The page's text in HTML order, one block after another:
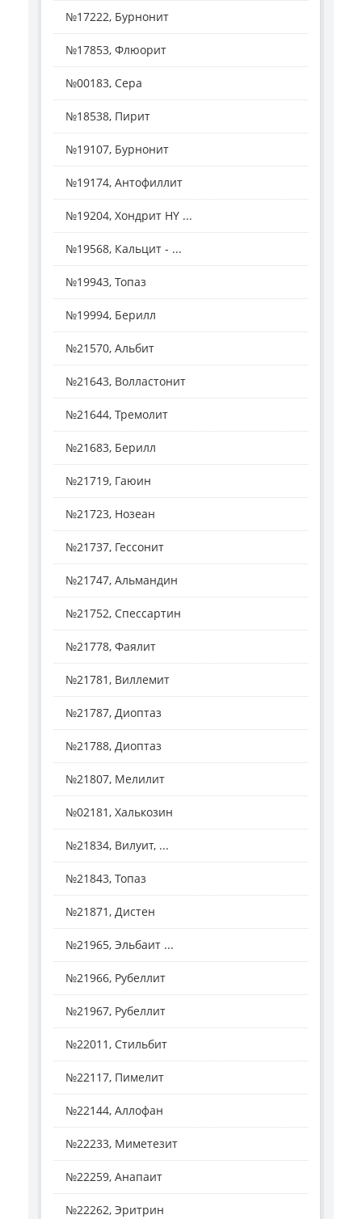
№17222, Бурнонит
№17853, Флюорит
№00183, Сера
№18538, Пирит
№19107, Бурнонит
№19174, Антофиллит
№19204, Хондрит HY ...
№19568, Кальцит - ...
№19943, Топаз
№19994, Берилл
№21570, Альбит
№21643, Волластонит
№21644, Тремолит
№21683, Берилл
№21719, Гаюин
№21723, Нозеан
№21737, Гессонит
№21747, Альмандин
№21752, Спессартин
№21778, Фаялит
№21781, Виллемит
№21787, Диоптаз
№21788, Диоптаз
№21807, Мелилит
№02181, Халькозин
№21834, Вилуит, ...
№21843, Топаз
№21871, Дистен
№21965, Эльбаит ...
№21966, Рубеллит
№21967, Рубеллит
№22011, Стильбит
№22117, Пимелит
№22144, Аллофан
№22233, Миметезит
№22259, Анапаит
№22262, Эритрин